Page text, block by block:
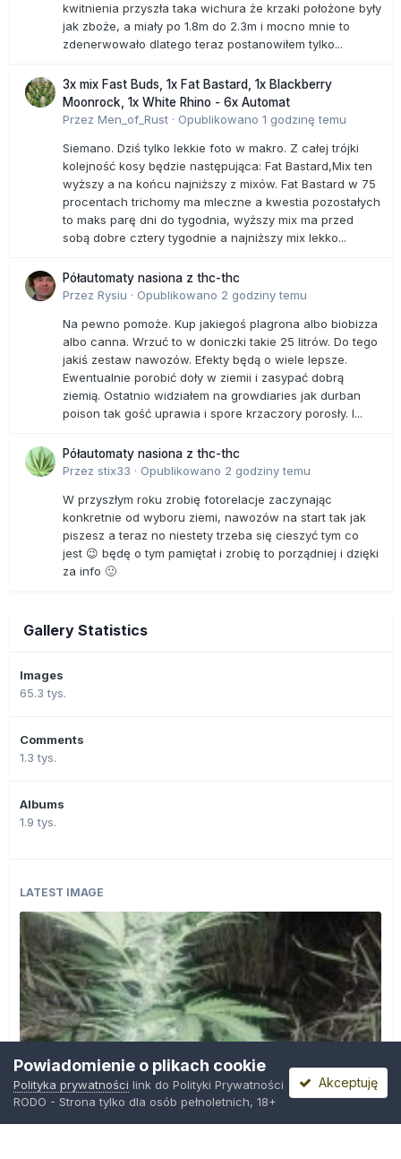
kwitnienia przyszła taka wichura że krzaki położone były
jak zboże, a miały po 1.8m do 2.3m i mocno mnie to
zdenerwowało dlatego teraz postanowiłem tylko...
3x mix Fast Buds, 1x Fat Bastard, 1x Blackberry
Moonrock, 1x White Rhino - 6x Automat
Przez Men_of_Rust · Opublikowano 1 godzinę temu
Siemano. Dziś tylko lekkie foto w makro. Z całej trójki
kolejność kosy będzie następująca: Fat Bastard,Mix ten
wyższy a na końcu najniższy z mixów. Fat Bastard w 75
procentach trichomy ma mleczne a kwestia pozostałych
to maks parę dni do tygodnia, wyższy mix ma przed
sobą dobre cztery tygodnie a najniższy mix lekko...
Półautomaty nasiona z thc-thc
Przez Rysiu · Opublikowano 2 godziny temu
Na pewno pomoże. Kup jakiegoś plagrona albo biobizza
albo canna. Wrzuć to w doniczki takie 25 litrów. Do tego
jakiś zestaw nawozów. Efekty będą o wiele lepsze.
Ewentualnie porobić doły w ziemii i zasypać dobrą
ziemią. Ostatnio widziałem na growdiaries jak durban
poison tak gość uprawia i spore krzaczory porosły. I...
Półautomaty nasiona z thc-thc
Przez stix33 · Opublikowano 2 godziny temu
W przyszłym roku zrobię fotorelacje zaczynając
konkretnie od wyboru ziemi, nawozów na start tak jak
piszesz a teraz no niestety trzeba się cieszyć tym co
jest 😉 będę o tym pamiętał i zrobię to porządniej i dzięki
za info 🙂
Gallery Statistics
Images
65.3 tys.
Comments
1.3 tys.
Albums
1.9 tys.
LATEST IMAGE
Powiadomienie o plikach cookie
Polityka prywatności link do Polityki Prywatności
RODO - Strona tylko dla osób pełnoletnich, 18+
Akceptuję